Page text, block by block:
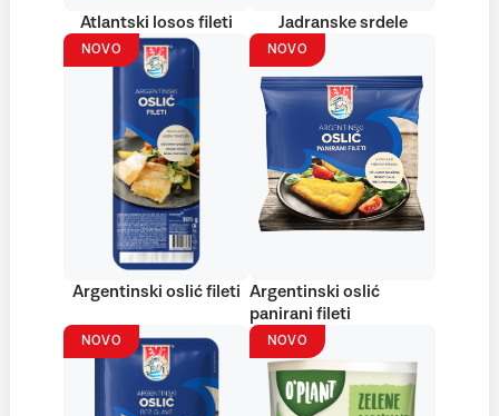
Atlantski losos fileti Jadranske srdele
NOVO
Argentinski oslić fileti
NOVO
Argentinski oslić
panirani fileti
NOVO NOVO